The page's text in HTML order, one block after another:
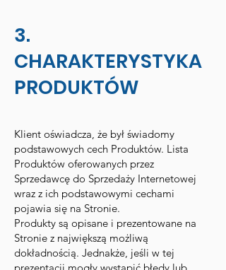
3.
CHARAKTERYSTYKA
PRODUKTÓW
Klient oświadcza, że był świadomy
podstawowych cech Produktów. Lista
Produktów oferowanych przez
Sprzedawcę do Sprzedaży Internetowej
wraz z ich podstawowymi cechami
pojawia się na Stronie.
Produkty są opisane i prezentowane na
Stronie z największą możliwą
dokładnością. Jednakże, jeśli w tej